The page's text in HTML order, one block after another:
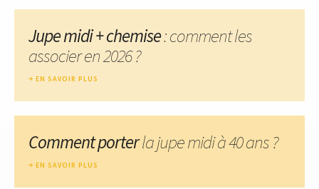
Jupe midi + chemise: comment les
associer en 2026 ?
EN SAVOIR PLUS
Comment porterla jupe midi à 40 ans ?
EN SAVOIR PLUS